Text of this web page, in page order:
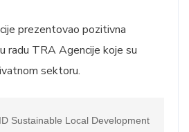
prezentovao pozitivna
radu TRA Agencije koje su
sektoru.
Sustainable Local Development